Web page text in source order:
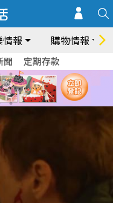
報 購物情報
聞 定期存款